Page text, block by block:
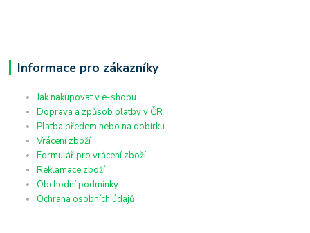
Informace pro zákazníky
Jak nakupovat v e-shopu
Doprava a způsob platby v ČR
Platba předem nebo na dobírku
Vrácení zboží
Formulář pro vrácení zboží
Reklamace zboží
Obchodní podmínky
Ochrana osobních údajů